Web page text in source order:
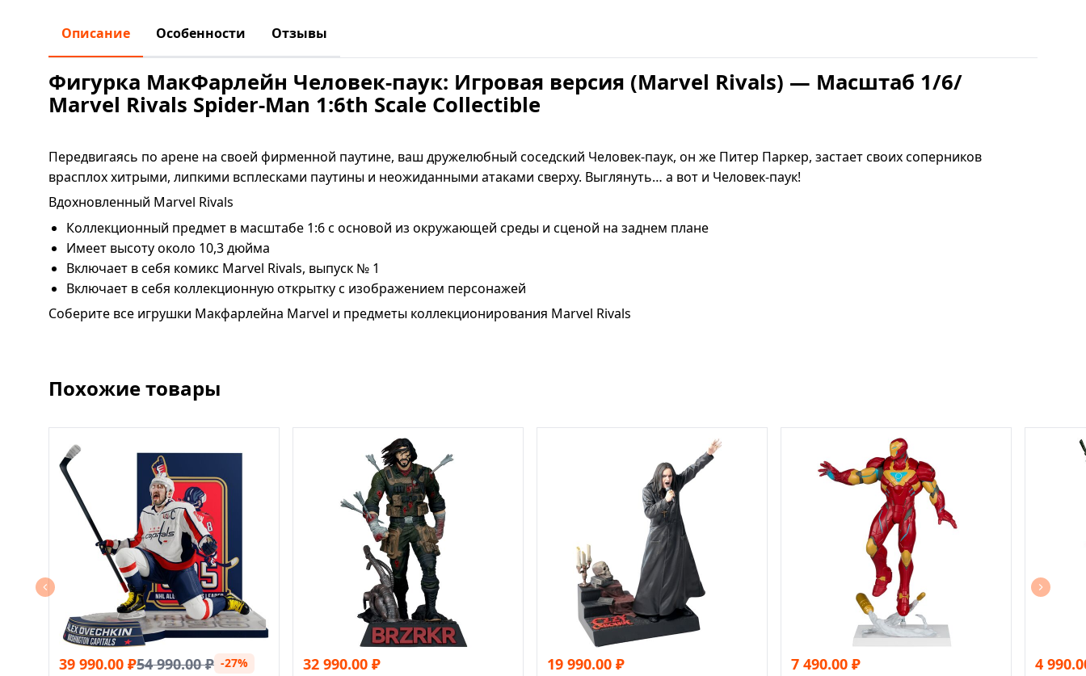
Описание Особенности Отзывы
Фигурка МакФарлейн Человек-паук: Игровая версия (Marvel Rivals) — Масштаб 1/6/
Marvel Rivals Spider-Man 1:6th Scale Collectible
Передвигаясь по арене на своей фирменной паутине, ваш дружелюбный соседский Человек-паук, он же Питер Паркер, застает своих соперников
врасплох хитрыми, липкими всплесками паутины и неожиданными атаками сверху. Выглянуть… а вот и Человек-паук!
Вдохновленный Marvel Rivals
Коллекционный предмет в масштабе 1:6 с основой из окружающей среды и сценой на заднем плане
Имеет высоту около 10,3 дюйма
Включает в себя комикс Marvel Rivals, выпуск № 1
Включает в себя коллекционную открытку с изображением персонажей
Соберите все игрушки Макфарлейна Marvel и предметы коллекционирования Marvel Rivals
Похожие товары
39 990.00 ₽54 990.00₽ -27% 32 990.00 ₽ 19 990.00 ₽ 7 490.00 ₽ 4